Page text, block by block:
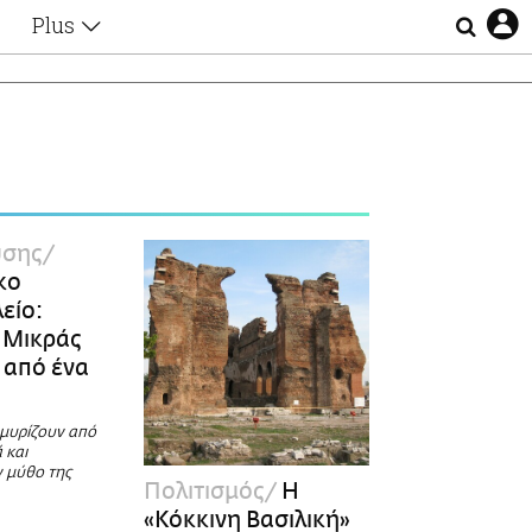
Plus
Οι Αθηναίοι
Lgbtqi+
Επιλογές
Μικράς
ένα
από
και
μύθο της
Πολιτισμός Η
«Κόκκινη Βασιλική»